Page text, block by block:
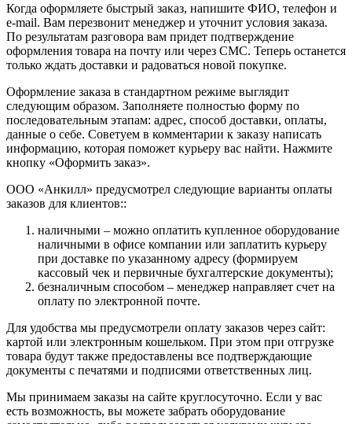
Когда оформляете быстрый заказ, напишите ФИО, телефон и
e-mail. Вам перезвонит менеджер и уточнит условия заказа.
По результатам разговора вам придет подтверждение
оформления товара на почту или через СМС. Теперь останется
только ждать доставки и радоваться новой покупке.
Оформление заказа в стандартном режиме выглядит
следующим образом. Заполняете полностью форму по
последовательным этапам: адрес, способ доставки, оплаты,
данные о себе. Советуем в комментарии к заказу написать
информацию, которая поможет курьеру вас найти. Нажмите
кнопку «Оформить заказ».
ООО «Анкилл» предусмотрел следующие варианты оплаты
заказов для клиентов::
наличными – можно оплатить купленное оборудование
наличными в офисе компании или заплатить курьеру
при доставке по указанному адресу (формируем
кассовый чек и первичные бухгалтерские документы);
безналичным способом – менеджер направляет счет на
оплату по электронной почте.
Для удобства мы предусмотрели оплату заказов через сайт:
картой или электронным кошельком. При этом при отгрузке
товара будут также предоставлены все подтверждающие
документы с печатями и подписями ответственных лиц.
Мы принимаем заказы на сайте круглосуточно. Если у вас
есть возможность, вы можете забрать оборудование